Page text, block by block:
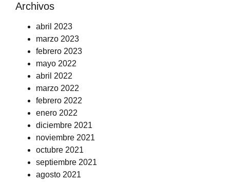
Archivos
abril 2023
marzo 2023
febrero 2023
mayo 2022
abril 2022
marzo 2022
febrero 2022
enero 2022
diciembre 2021
noviembre 2021
octubre 2021
septiembre 2021
agosto 2021